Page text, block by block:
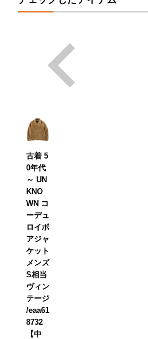
古着 5
0年代
～ UN
KNO
WN コ
ーデュ
ロイボ
アジャ
ケット
メンズ
S相当
ヴィン
テージ
/eaa61
8732
【中